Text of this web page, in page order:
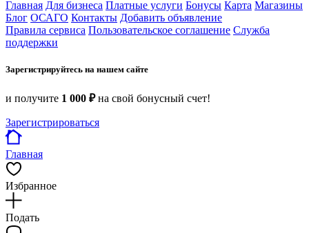
Главная Для бизнеса Платные услуги Бонусы Карта Магазины
Блог ОСАГО Контакты Добавить объявление
Правила сервиса Пользовательское соглашение Служба
поддержки
Зарегистрируйтесь на нашем сайте
и получите 1 000 ₽на свой бонусный счет!
Зарегистрироваться
Главная
Избранное
Подать